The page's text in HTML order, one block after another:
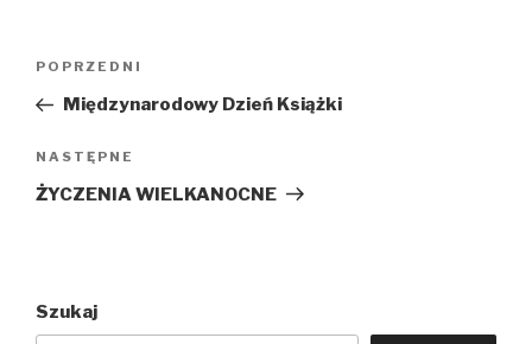
Poprzedni
wpis
POPRZEDNI
Międzynarodowy Dzień Książki
Następny
wpis
NASTĘPNE
ŻYCZENIA WIELKANOCNE
Szukaj